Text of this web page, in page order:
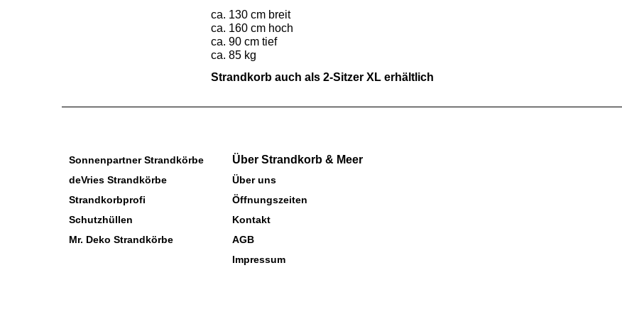
ca. 130 cm breit
ca. 160 cm hoch
ca. 90 cm tief
ca. 85 kg
Strandkorb auch als 2-Sitzer XL erhältlich
Sonnenpartner Strandkörbe
deVries Strandkörbe
Strandkorbprofi
Schutzhüllen
Mr. Deko Strandkörbe
Über Strandkorb & Meer
Über uns
Öffnungszeiten
Kontakt
AGB
Impressum